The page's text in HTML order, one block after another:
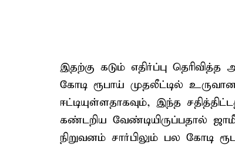
இதற்கு கடும் எதிர்ப்பு
கோடி ரூபாய் முதலீட்டில்
ஈட்டியுள்ளதாகவும், இந்த
கண்டறிய வேண்டியிருப்பதால்
நிறுவனம் சார்பிலும் பல கோடி